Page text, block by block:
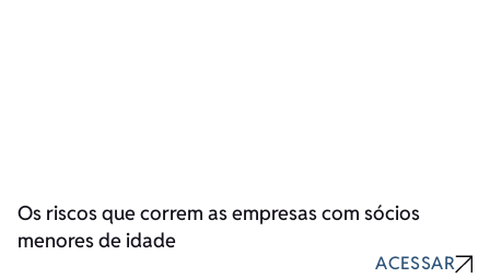
Os riscos que correm as empresas com sócios
menores de idade
ACESSAR